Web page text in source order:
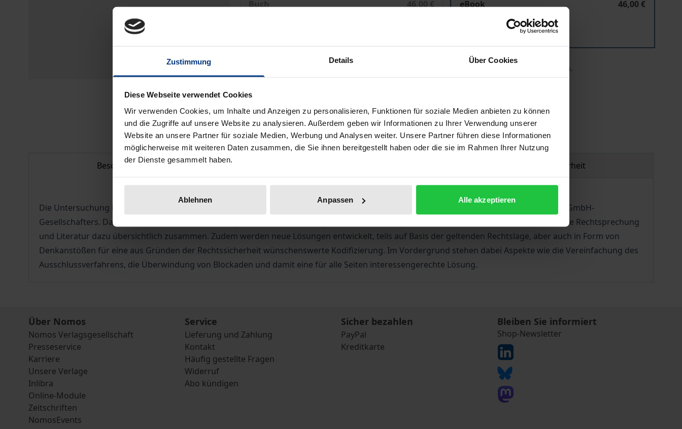
Zustimmung Details Über Cookies
Diese Webseite verwendet Cookies
Wir verwenden Cookies, um Inhalte und Anzeigen zu personalisieren, Funktionen für soziale Medien anbieten zu können
und die Zugriffe auf unsere Website zu analysieren. Außerdem geben wir Informationen zu Ihrer Verwendung unserer
Website an unsere Partner für soziale Medien, Werbung und Analysen weiter. Unsere Partner führen diese Informationen
möglicherweise mit weiteren Daten zusammen, die Sie ihnen bereitgestellt haben oder die sie im Rahmen Ihrer Nutzung
der Dienste gesammelt haben.
Ablehnen Anpassen Alle akzeptieren
Buch
46,00 €
eBook
46,00 €
ISBN 978-3-8452-1007-0
Preisangaben inkl. MwSt. Abhängig von der Lieferadresse kann die MwSt. an der Kasse variieren.
Hinweise zu Versandkosten
Beschreibung Produktsicherheit
Die Untersuchung beschäftigt sich mit dem für die Beratungspraxis wichtigen Thema des gesetzlich nicht geregelten Ausschlusses eines GmbH-
Gesellschafters. Das Werk stellt die Zusammenhänge dar, erläutert die dogmatischen Grundlagen und fasst die umfangreiche, kontroverse Rechtsprechung
und Literatur dazu übersichtlich zusammen. Zudem werden neue Lösungen entwickelt, teils auf Basis der geltenden Rechtslage, aber auch in Form von
Denkanstößen für eine aus Gründen der Rechtssicherheit wünschenswerte Kodifizierung. Im Vordergrund stehen dabei Aspekte wie die Vereinfachung des
Ausschlussverfahrens, die Überwindung von Blockaden und damit eine für alle Seiten interessengerechte Lösung.
Über Nomos
Nomos Verlagsgesellschaft
Presseservice
Karriere
Unsere Verlage
Inlibra
Online-Module
Zeitschriften
NomosEvents
Service
Lieferung und Zahlung
Kontakt
Häufig gestellte Fragen
Widerruf
Abo kündigen
Sicher bezahlen
PayPal
Kreditkarte
Bleiben Sie informiert
Shop-Newsletter